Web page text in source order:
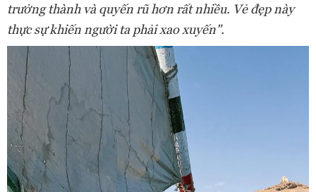
trưởng thành và quyến rũ hơn rất nhiều. Vẻ đẹp này
thực sự khiến người ta phải xao xuyến".